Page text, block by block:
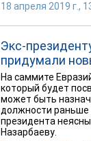
18 апреля 2019 г.,
Экс-
придумали
На саммите
который будет
может быть
должности раньше
президента
Назарбаеву.